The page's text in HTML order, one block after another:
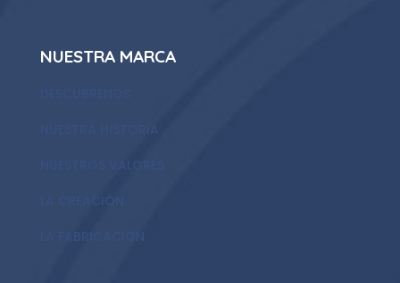
NUESTRA MARCA
NUESTRA HISTORIA
NUESTROS VALORES
LA CREACIÓN
LA FABRICACION